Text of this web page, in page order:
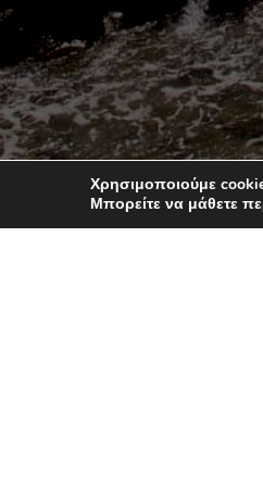
Χρησιμοποιούμε
Μπορείτε να μάθετε